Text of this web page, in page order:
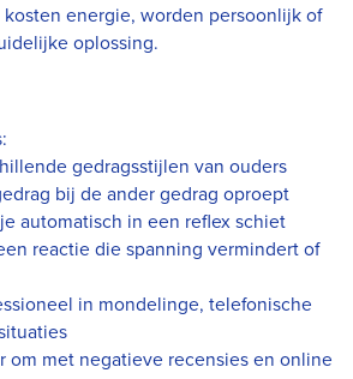
energie, worden persoonlijk of
oplossing.
gedragsstijlen van ouders
bij de ander gedrag oproept
automatisch in een reflex schiet
reactie die spanning vermindert of
in mondelinge, telefonische
om met negatieve recensies en online